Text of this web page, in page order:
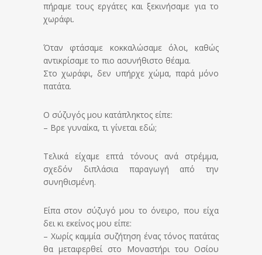
πήραμε τους εργάτες και ξεκινήσαμε για το
χωράφι.
Όταν φτάσαμε κοκκαλώσαμε όλοι, καθώς
αντικρίσαμε το πιο ασυνήθιστο θέαμα.
Στο χωράφι, δεν υπήρχε χώμα, παρά μόνο
πατάτα.
Ο σύζυγός μου κατάπληκτος είπε:
– Βρε γυναίκα, τι γίνεται εδώ;
Τελικά είχαμε επτά τόνους ανά στρέμμα,
σχεδόν διπλάσια παραγωγή από την
συνηθισμένη.
Είπα στον σύζυγό μου το όνειρο, που είχα
δει κι εκείνος μου είπε:
– Χωρίς καμμία συζήτηση ένας τόνος πατάτας
θα μεταφερθεί στο Μοναστήρι του Οσίου